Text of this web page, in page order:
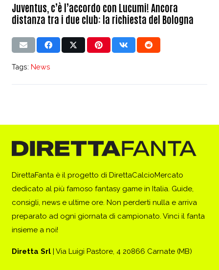
Juventus, c’è l’accordo con Lucumi! Ancora
distanza tra i due club: la richiesta del Bologna
Tags: News
DirettaFanta è il progetto di DirettaCalcioMercato
dedicato al più famoso fantasy game in Italia. Guide,
consigli, news e ultime ore. Non perderti nulla e arriva
preparato ad ogni giornata di campionato. Vinci il fanta
insieme a noi!
Diretta Srl | Via Luigi Pastore, 4 20866 Carnate (MB)